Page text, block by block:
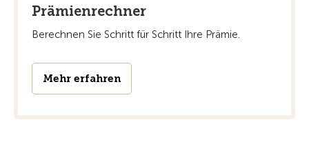
Prämienrechner
Berechnen Sie Schritt für Schritt Ihre Prämie.
Mehr erfahren